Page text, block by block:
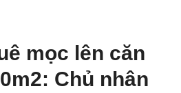
mọc lên căn
Chủ nhân